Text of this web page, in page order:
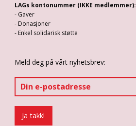
LAGs kontonummer (IKKE medlemmer):
- Gaver
- Donasjoner
- Enkel solidarisk støtte
Meld deg på vårt nyhetsbrev: